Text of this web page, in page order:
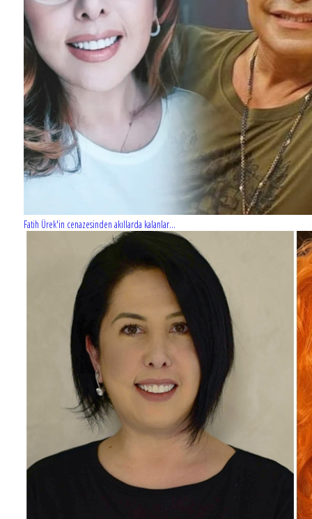
Fatih Ürek'in cenazesinden akıllarda kalanlar...